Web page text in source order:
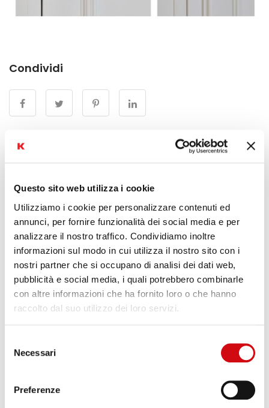
Questo sito web utilizza i cookie
Utilizziamo i cookie per personalizzare contenuti ed
annunci, per fornire funzionalità dei social media e per
analizzare il nostro traffico. Condividiamo inoltre
informazioni sul modo in cui utilizza il nostro sito con i
nostri partner che si occupano di analisi dei dati web,
pubblicità e social media, i quali potrebbero combinarle
con altre informazioni che ha fornito loro o che hanno
raccolto dal suo utilizzo dei loro servizi.
delNecessari
Preferenze
Condividi
Come ti senti?
0 0 0
0
34584